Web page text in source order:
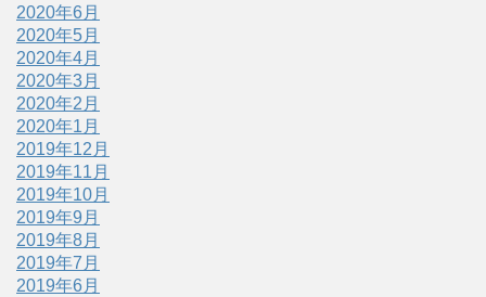
2020年6月
2020年5月
2020年4月
2020年3月
2020年2月
2020年1月
2019年12月
2019年11月
2019年10月
2019年9月
2019年8月
2019年7月
2019年6月